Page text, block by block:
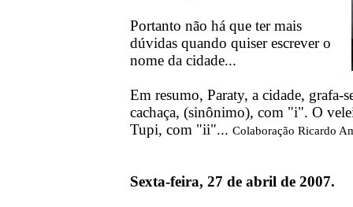
Portanto não há que ter mais
dúvidas quando quiser escrever o
nome da cidade...
Em resumo, Paraty, a cidade,
cachaça, (sinônimo), com "i". O
Tupi, com "ii"... Colaboração Ricardo
Sexta-feira, 27 de abril de 2007.